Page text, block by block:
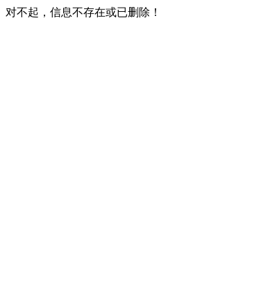
对不起，信息不存在或已删除！